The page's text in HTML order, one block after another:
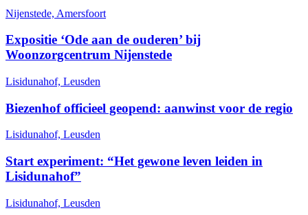
Nijenstede, Amersfoort
Expositie ‘Ode aan de ouderen’ bij
Woonzorgcentrum Nijenstede
Lisidunahof, Leusden
Biezenhof officieel geopend: aanwinst voor de regio
Lisidunahof, Leusden
Start experiment: “Het gewone leven leiden in
Lisidunahof”
Lisidunahof, Leusden